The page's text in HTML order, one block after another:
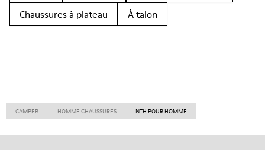
Chaussures à plateau
À talon
CAMPER HOMME CHAUSSURES NTH POUR HOMME